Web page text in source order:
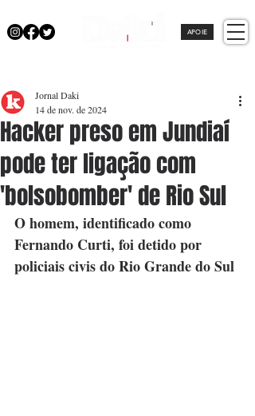
APOIE
Hacker preso em Jundiaí
pode ter ligação com
'bolsobomber' de Rio Sul
Jornal Daki
14 de nov. de 2024
O homem, identificado como
Fernando Curti, foi detido por
policiais civis do Rio Grande do Sul